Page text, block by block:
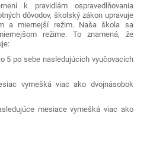
k pravidlám ospravedlňovania
dôvodov, školský zákon upravuje
a miernejší režim. Naša škola sa
režime. To znamená, že
5 po sebe nasledujúcich vyučovacích
vymešká viac ako dvojnásobok
mesiace vymešká viac ako